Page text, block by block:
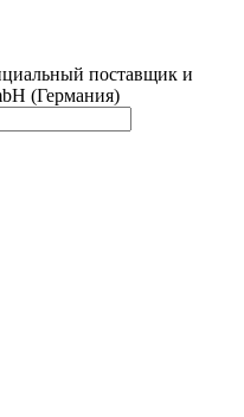
поставщик и
(Германия)